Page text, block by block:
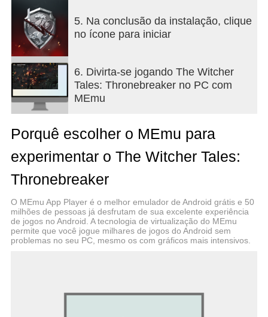
5. Na conclusão da instalação, clique
no ícone para iniciar
6. Divirta-se jogando The Witcher
Tales: Thronebreaker no PC com
MEmu
Porquê escolher o MEmu para
experimentar o The Witcher Tales:
Thronebreaker
O MEmu App Player é o melhor emulador de Android grátis e 50
milhões de pessoas já desfrutam de sua excelente experiência
de jogos no Android. A tecnologia de virtualização do MEmu
permite que você jogue milhares de jogos do Android sem
problemas no seu PC, mesmo os com gráficos mais intensivos.